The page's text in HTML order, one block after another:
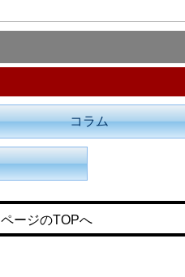
コラム
ページのTOPへ